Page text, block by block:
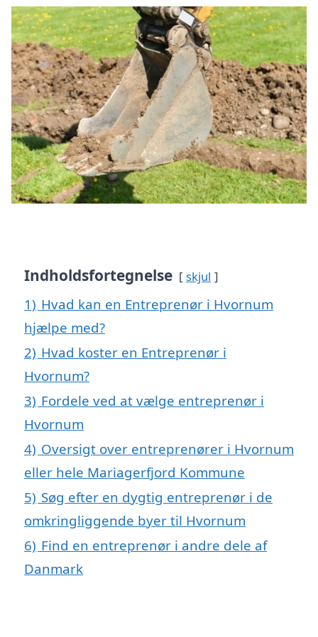
Indholdsfortegnelse skjul
1) Hvad kan en Entreprenør i Hvornum
hjælpe med?
2) Hvad koster en Entreprenør i
Hvornum?
3) Fordele ved at vælge entreprenør i
Hvornum
4) Oversigt over entreprenører i Hvornum
eller hele Mariagerfjord Kommune
5) Søg efter en dygtig entreprenør i de
omkringliggende byer til Hvornum
6) Find en entreprenør i andre dele af
Danmark